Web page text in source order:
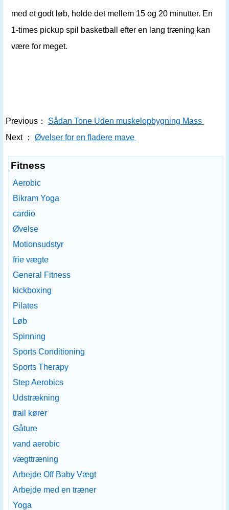
med et godt løb, holde det mellem 15 og 20 minutter. En
1-times pickup spil basketball efter en lang træning kan
være for meget.
Previous：
Sådan Tone Uden muskelopbygning Mass
Next ：
Øvelser for en fladere mave
Fitness
Aerobic
Bikram Yoga
cardio
Øvelse
Motionsudstyr
frie vægte
General Fitness
kickboxing
Pilates
Løb
Spinning
Sports Conditioning
Sports Therapy
Step Aerobics
Udstrækning
trail kører
Gåture
vand aerobic
vægttræning
Arbejde Off Baby Vægt
Arbejde med en træner
Yoga